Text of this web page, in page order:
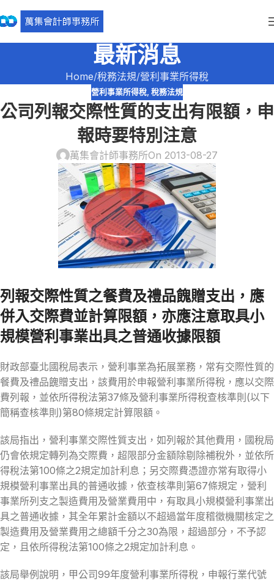
最新消息
Home 稅務法規 營利事業所得稅
營利事業所得稅, 稅務法規
公司列報交際性質的支出有限額，申
報時要特別注意
萬集會計師事務所On 2013-08-27
列報交際性質之餐費及禮品餽贈支出，應
併入交際費並計算限額，亦應注意取具小
規模營利事業出具之普通收據限額
財政部臺北國稅局表示，營利事業為拓展業務，常有交際性質的
餐費及禮品餽贈支出，該費用於申報營利事業所得稅，應以交際
費列報，並依所得稅法第37條及營利事業所得稅查核準則(以下
簡稱查核準則)第80條規定計算限額。
該局指出，營利事業交際性質支出，如列報於其他費用，國稅局
仍會依規定轉列為交際費，超限部分金額除剔除補稅外，並依所
得稅法第100條之2規定加計利息；另交際費憑證亦常有取得小
規模營利事業出具的普通收據，依查核準則第67條規定，營利
事業所列支之製造費用及營業費用中，有取具小規模營利事業出
具之普通收據，其全年累計金額以不超過當年度稽徵機關核定之
製造費用及營業費用之總額千分之30為限，超過部分，不予認
定，且依所得稅法第100條之2規定加計利息。
該局舉例說明，甲公司99年度營利事業所得稅，申報行業代號